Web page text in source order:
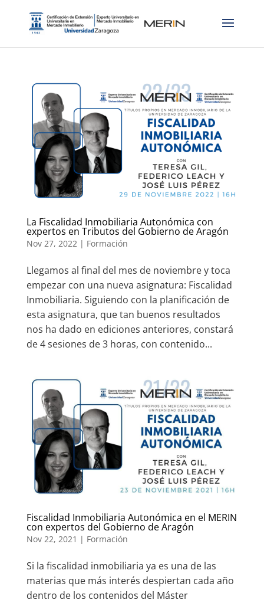
La Fiscalidad Inmobiliaria Autonómica con
expertos en Tributos del Gobierno de Aragón
Nov 27, 2022 | Formación
Llegamos al final del mes de noviembre y toca
empezar con una nueva asignatura: Fiscalidad
Inmobiliaria. Siguiendo con la planificación de
esta asignatura, que tan buenos resultados
nos ha dado en ediciones anteriores, constará
de 4 sesiones de 3 horas, con contenido...
Fiscalidad Inmobiliaria Autonómica en el MERIN
con expertos del Gobierno de Aragón
Nov 22, 2021 | Formación
Si la fiscalidad inmobiliaria ya es una de las
materias que más interés despiertan cada año
dentro de los contenidos del Máster